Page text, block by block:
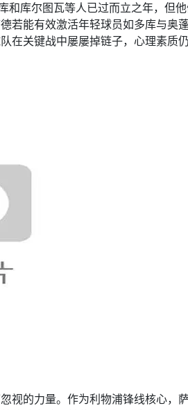
和库尔图瓦等人已过而立之年，但
若能有效激活年轻球员如多库与奥蓬
在关键战中屡屡掉链子，心理素质
视的力量。作为利物浦锋线核心，